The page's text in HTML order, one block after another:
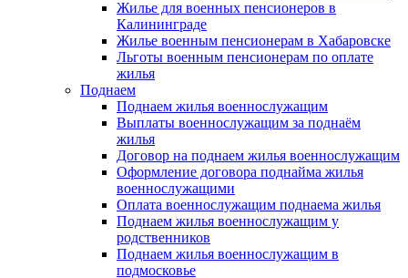
Жилье для военных пенсионеров в
Калининграде
Жилье военным пенсионерам в Хабаровске
Льготы военным пенсионерам по оплате
жилья
Поднаем
Поднаем жилья военнослужащим
Выплаты военнослужащим за поднаём
жилья
Договор на поднаем жилья военнослужащим
Оформление договора поднайма жилья
военнослужащими
Оплата военнослужащим поднаема жилья
Поднаем жилья военнослужащим у
родственников
Поднаем жилья военнослужащим в
подмосковье